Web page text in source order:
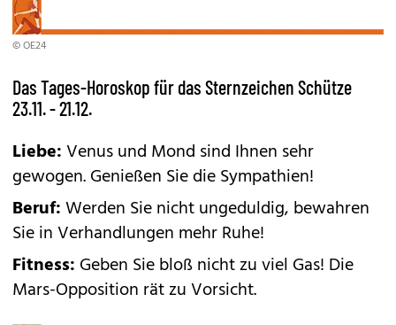
© OE24
Das Tages-Horoskop für das Sternzeichen Schütze
23.11. - 21.12.
Liebe:Venus und Mond sind Ihnen sehr
gewogen. Genießen Sie die Sympathien!
Beruf:Werden Sie nicht ungeduldig, bewahren
Sie in Verhandlungen mehr Ruhe!
Fitness: Geben Sie bloß nicht zu viel Gas! Die
Mars-Opposition rät zu Vorsicht.